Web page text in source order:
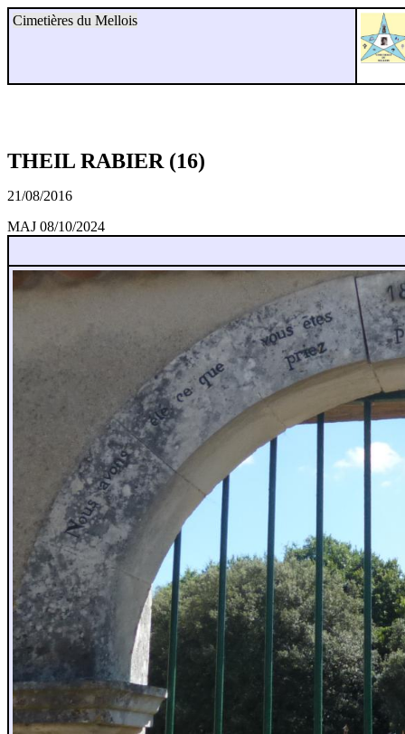
Cimetières du Mellois
THEIL RABIER (16)
21/08/2016
MAJ 08/10/2024